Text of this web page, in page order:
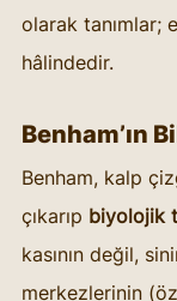
olarak tanımlar;
hâlindedir.
Benham’ın
Benham, kalp
çıkarıp biyolojik
kasının değil,
merkezlerinin